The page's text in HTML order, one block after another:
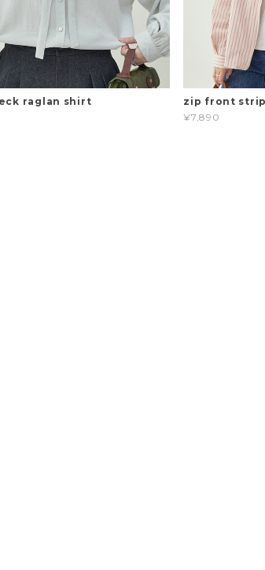
raglan shirt
zip front
¥7,890